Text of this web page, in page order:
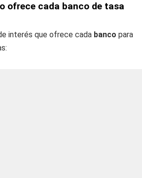
ofrece cada banco de tasa
interés que ofrece cada banco para